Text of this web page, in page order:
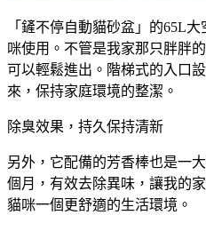
「鏟不停自動貓砂盆」的65L
咪使用。不管是我家那只胖胖
可以輕鬆進出。階梯式的入口
來，保持家庭環境的整潔。
除臭效果，持久保持清新
另外，它配備的芳香棒也是一
個月，有效去除異味，讓我的
貓咪一個更舒適的生活環境。